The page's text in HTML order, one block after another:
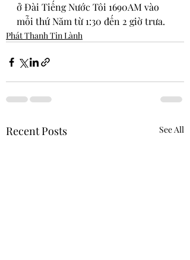
ở Đài Tiếng Nước Tôi 1690AM vào
mỗi thứ Năm từ 1:30 đến 2 giờ trưa.
Phát Thanh Tin Lành
Recent Posts See All